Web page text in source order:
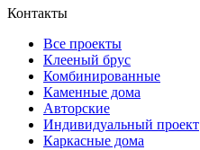
Контакты
Все проекты
Клееный брус
Комбинированные
Каменные дома
Авторские
Индивидуальный проект
Каркасные дома